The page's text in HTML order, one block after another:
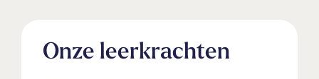
Onze leerkrachten